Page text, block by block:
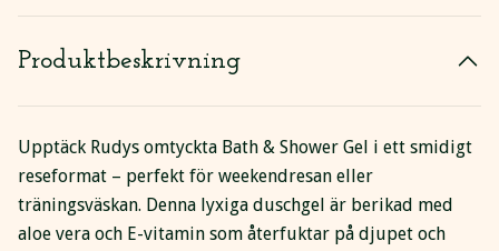
Produktbeskrivning
Upptäck Rudys omtyckta Bath & Shower Gel i ett smidigt
reseformat – perfekt för weekendresan eller
träningsväskan. Denna lyxiga duschgel är berikad med
aloe vera och E-vitamin som återfuktar på djupet och